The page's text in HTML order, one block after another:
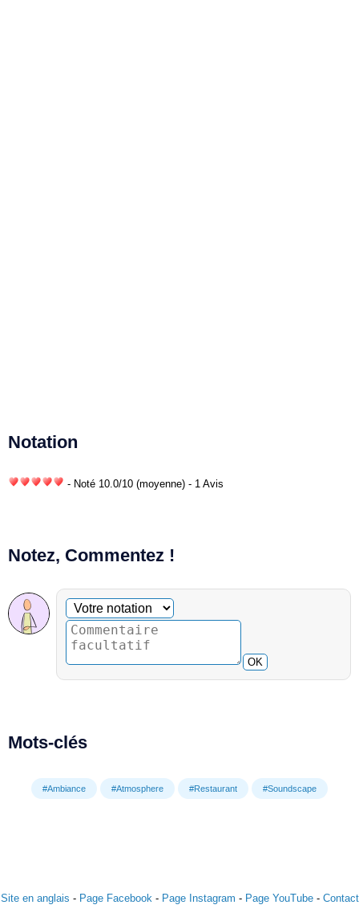
Notation
- Noté 10.0/10 (moyenne) - 1 Avis
Notez, Commentez !
Commentaire facultatif
Votre notation
OK
Mots-clés
#Ambiance #Atmosphere #Restaurant #Soundscape
Site en anglais - Page Facebook - Page Instagram - Page YouTube- Contact